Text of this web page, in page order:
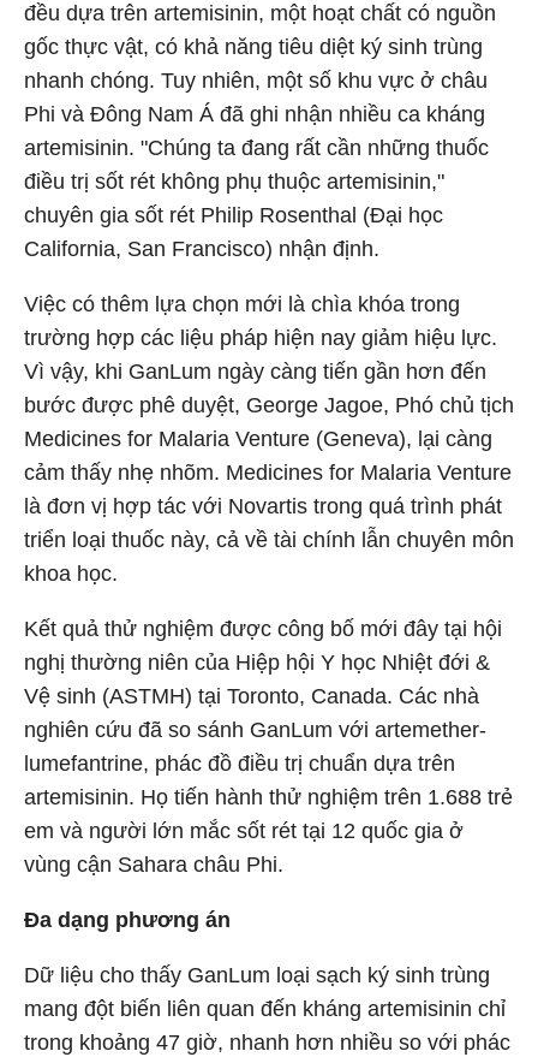
đều dựa trên artemisinin, một hoạt chất có nguồn
gốc thực vật, có khả năng tiêu diệt ký sinh trùng
nhanh chóng. Tuy nhiên, một số khu vực ở châu
Phi và Đông Nam Á đã ghi nhận nhiều ca kháng
artemisinin. "Chúng ta đang rất cần những thuốc
điều trị sốt rét không phụ thuộc artemisinin,"
chuyên gia sốt rét Philip Rosenthal (Đại học
California, San Francisco) nhận định.
Việc có thêm lựa chọn mới là chìa khóa trong
trường hợp các liệu pháp hiện nay giảm hiệu lực.
Vì vậy, khi GanLum ngày càng tiến gần hơn đến
bước được phê duyệt, George Jagoe, Phó chủ tịch
Medicines for Malaria Venture (Geneva), lại càng
cảm thấy nhẹ nhõm. Medicines for Malaria Venture
là đơn vị hợp tác với Novartis trong quá trình phát
triển loại thuốc này, cả về tài chính lẫn chuyên môn
khoa học.
Kết quả thử nghiệm được công bố mới đây tại hội
nghị thường niên của Hiệp hội Y học Nhiệt đới &
Vệ sinh (ASTMH) tại Toronto, Canada. Các nhà
nghiên cứu đã so sánh GanLum với artemether-
lumefantrine, phác đồ điều trị chuẩn dựa trên
artemisinin. Họ tiến hành thử nghiệm trên 1.688 trẻ
em và người lớn mắc sốt rét tại 12 quốc gia ở
vùng cận Sahara châu Phi.
Đa dạng phương án
Dữ liệu cho thấy GanLum loại sạch ký sinh trùng
mang đột biến liên quan đến kháng artemisinin chỉ
trong khoảng 47 giờ, nhanh hơn nhiều so với phác